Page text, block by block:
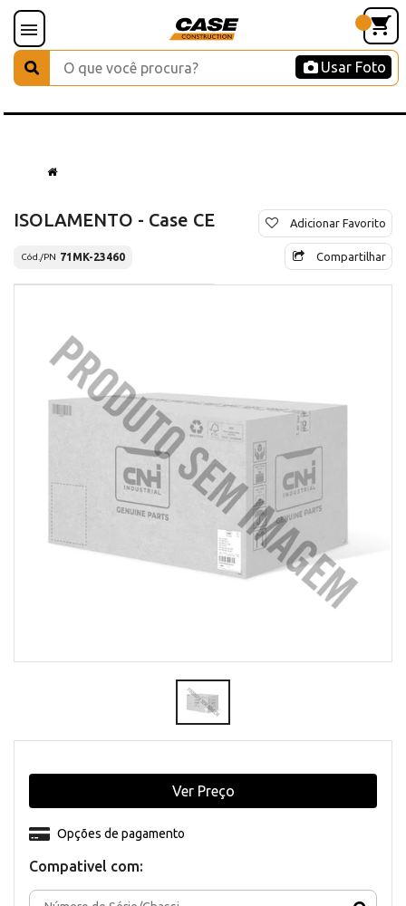
Usar Foto
ISOLAMENTO - Case CE
Cód./PN 71MK-23460
Adicionar Favorito
Compartilhar
Compativel com:
Opções de pagamento
Ver Preço